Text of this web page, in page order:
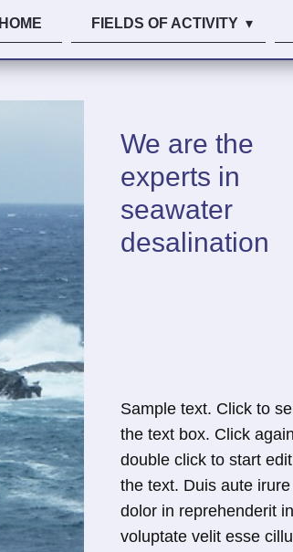
HOME FIELDS OF ACTIVITY
We are the
experts in
seawater
desalination
Sample text. Click to
the text box. Click
double click to start
the text. Duis aute irure
dolor in reprehenderit in
voluptate velit esse